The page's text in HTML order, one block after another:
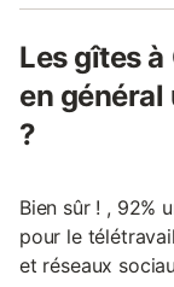
Les gîtes
en
?
Bien sûr ! , 92%
pour le
et réseaux